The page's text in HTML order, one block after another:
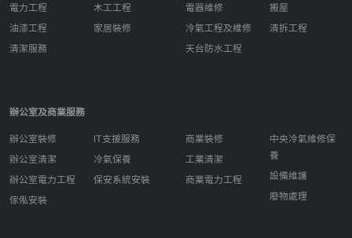
電力工程
油漆工程
清潔服務
木工工程
家居裝修
電器維修
冷氣工程及維修
天台防水工程
搬屋
清拆工程
辦公室及商業服務
辦公室裝修
辦公室清潔
辦公室電力工程
傢俬安裝
IT支援服務
冷氣保養
保安系統安裝
商業裝修
工業清潔
商業電力工程
中央冷氣維修保
養
設備維護
廢物處理